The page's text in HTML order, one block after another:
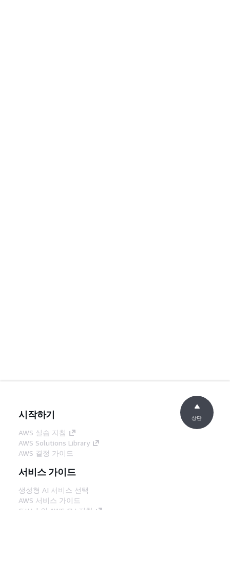
시작하기
AWS 실습 지침
AWS Solutions Library
AWS 결정 가이드
서비스 가이드
생성형 AI 서비스 선택
AWS 서비스 가이드
GitHub의 AWS CLI 지침
상단